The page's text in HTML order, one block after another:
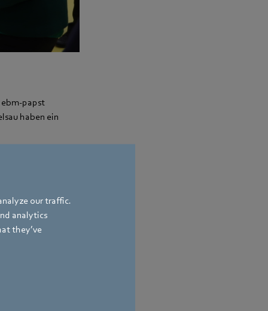
our traffic.
analytics
they’ve
ebm-papst
haben ein
autonomes
(17) aus
Hanoi"
stellten sich
in der
Künzelsau,